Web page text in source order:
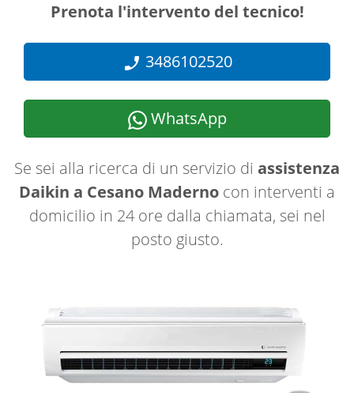
Prenota l'intervento del tecnico!
3486102520
WhatsApp
Se sei alla ricerca di un servizio di assistenza
Daikin a Cesano Maderno con interventi a
domicilio in 24 ore dalla chiamata, sei nel
posto giusto.